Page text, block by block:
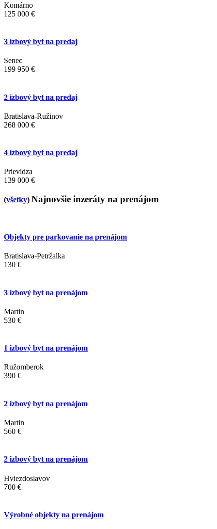
Komárno
125 000 €
3 izbový byt na predaj
Senec
199 950 €
2 izbový byt na predaj
Bratislava-Ružinov
268 000 €
4 izbový byt na predaj
Prievidza
139 000 €
(všetky) Najnovšie inzeráty na prenájom
Objekty pre parkovanie na prenájom
Bratislava-Petržalka
130 €
3 izbový byt na prenájom
Martin
530 €
1 izbový byt na prenájom
Ružomberok
390 €
2 izbový byt na prenájom
Martin
560 €
2 izbový byt na prenájom
Hviezdoslavov
700 €
Výrobné objekty na prenájom